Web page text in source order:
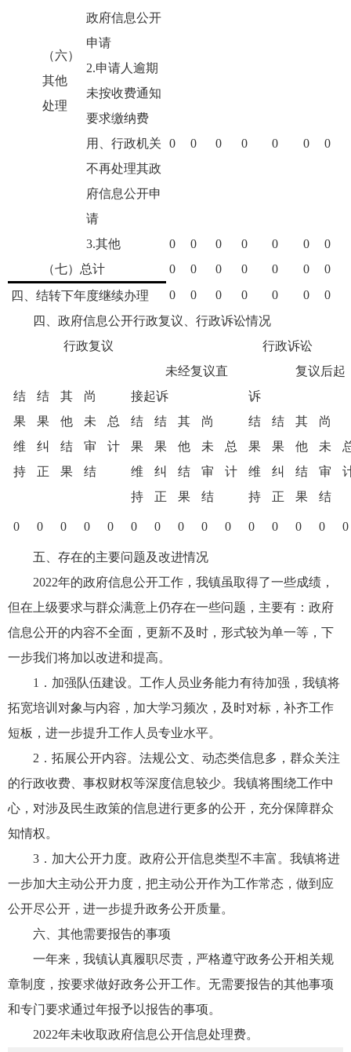
（六）
其他
处理
政府信息公开
申请
2.申请人逾期
未按收费通知
要求缴纳费
用、行政机关
不再处理其政
府信息公开申
请
0 0 0 0 0 0 0
3.其他 0 0 0 0 0 0
0
（七）总计
0 0 0 0 0 0
0
四、结转下年度继续办理
0 0 0 0 0 0
0
四、政府信息公开行政复议、行政诉讼情况
行政复议
行政诉讼
结
果
维
持
结
果
纠
正
其
他
结
果
尚
未
审
结
总
计
未经复议直
接起诉
复议后起
诉
结
果
维
持
结
果
纠
正
其
他
结
果
尚
未
审
结
总
计
结
果
维
持
结
果
纠
正
其
他
结
果
尚
未
审
结
0 0 0 0 0 0 0 0 0 0 0 0 0 0 0
五、存在的主要问题及改进情况
2022年的政府信息公开工作，我镇虽取得了一些成绩，
但在上级要求与群众满意上仍存在一些问题，主要有：政府
信息公开的内容不全面，更新不及时，形式较为单一等，下
一步我们将加以改进和提高。
1．加强队伍建设。工作人员业务能力有待加强，我镇将
拓宽培训对象与内容，加大学习频次，及时对标，补齐工作
短板，进一步提升工作人员专业水平。
2．拓展公开内容。法规公文、动态类信息多，群众关注
的行政收费、事权财权等深度信息较少。我镇将围绕工作中
心，对涉及民生政策的信息进行更多的公开，充分保障群众
知情权。
3．加大公开力度。政府公开信息类型不丰富。我镇将进
一步加大主动公开力度，把主动公开作为工作常态，做到应
公开尽公开，进一步提升政务公开质量。
六、其他需要报告的事项
一年来，我镇认真履职尽责，严格遵守政务公开相关规
章制度，按要求做好政务公开工作。无需要报告的其他事项
和专门要求通过年报予以报告的事项。
2022年未收取政府信息公开信息处理费。